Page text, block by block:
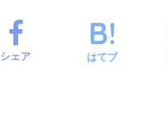
シェア はてブ